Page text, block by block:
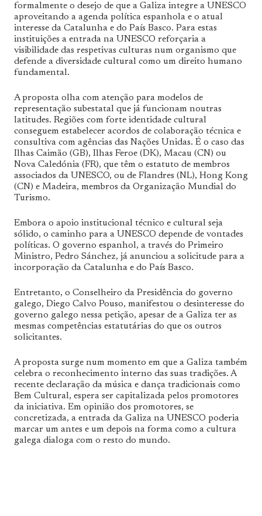
formalmente o desejo de que a Galiza integre a UNESCO
aproveitando a agenda política espanhola e o atual
interesse da Catalunha e do País Basco. Para estas
instituições a entrada na UNESCO reforçaria a
visibilidade das respetivas culturas num organismo que
defende a diversidade cultural como um direito humano
fundamental.
A proposta olha com atenção para modelos de
representação subestatal que já funcionam noutras
latitudes. Regiões com forte identidade cultural
conseguem estabelecer acordos de colaboração técnica e
consultiva com agências das Nações Unidas. É o caso das
Ilhas Caimão (GB), Ilhas Feroe (DK), Macau (CN) ou
Nova Caledónia (FR), que têm o estatuto de membros
associados da UNESCO, ou de Flandres (NL), Hong Kong
(CN) e Madeira, membros da Organização Mundial do
Turismo.
Embora o apoio institucional técnico e cultural seja
sólido, o caminho para a UNESCO depende de vontades
políticas. O governo espanhol, a través do Primeiro
Ministro, Pedro Sánchez, já anunciou a solicitude para a
incorporação da Catalunha e do País Basco.
Entretanto, o Conselheiro da Presidência do governo
galego, Diego Calvo Pouso, manifestou o desinteresse do
governo galego nessa petição, apesar de a Galiza ter as
mesmas competências estatutárias do que os outros
solicitantes.
A proposta surge num momento em que a Galiza também
celebra o reconhecimento interno das suas tradições. A
recente declaração da música e dança tradicionais como
Bem Cultural, espera ser capitalizada pelos promotores
da iniciativa. Em opinião dos promotores, se
concretizada, a entrada da Galiza na UNESCO poderia
marcar um antes e um depois na forma como a cultura
galega dialoga com o resto do mundo.